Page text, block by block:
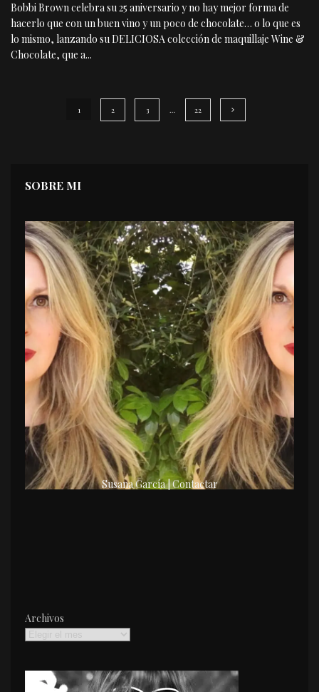
Bobbi Brown celebra su 25 aniversario y no hay mejor forma de
hacerlo que con un buen vino y un poco de chocolate… o lo que es
lo mismo, lanzando su DELICIOSA colección de maquillaje Wine &
Chocolate, que a...
1 2 3 … 22
SOBRE MI
Susana García | Contactar
Archivos